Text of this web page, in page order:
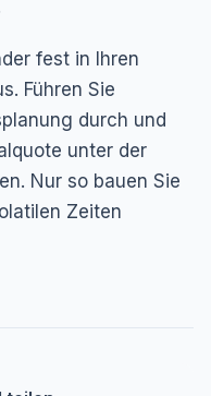
fest in Ihren
Führen Sie
durch und
unter der
Nur so bauen Sie
Zeiten